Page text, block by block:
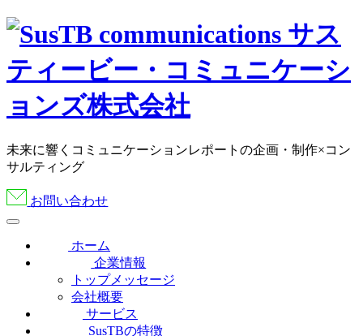
未来に響くコミュニケーションレポートの企画・制作×コン
サルティング
お問い合わせ
ホーム
企業情報
トップメッセージ
会社概要
サービス
SusTBの特徴